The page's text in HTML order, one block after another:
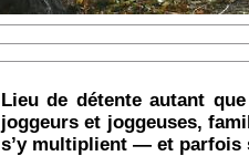
Lieu de détente autant
joggeurs et joggeuses,
s’y multiplient — et parfois